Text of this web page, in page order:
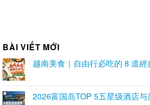
BÀI VIẾT MỚI
越南美食｜自由行必吃的 8 道
2026富国岛TOP 5五星级酒店